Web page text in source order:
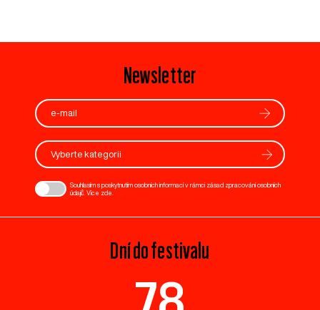
Newsletter
Vyberte kategorii
Souhlasím s poskytnutím osobních informací v rámci zásad zpracování osobních
údajů. Více zde
Dní do festivalu